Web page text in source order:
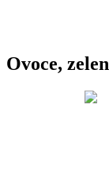
Ovoce,